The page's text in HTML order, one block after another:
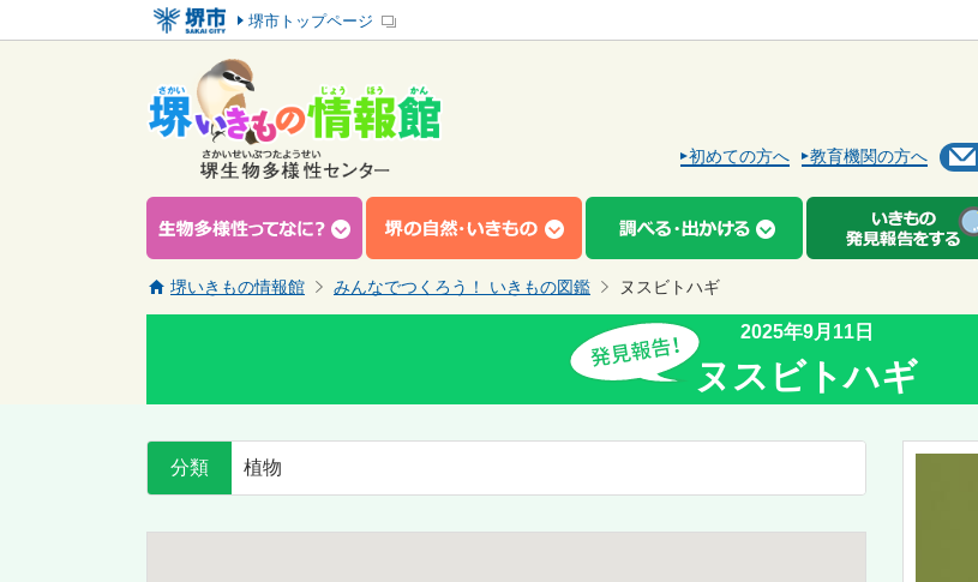
堺市トップページ
初めての方へ 教育機関の方へ
堺いきもの情報館 みんなでつくろう！ いきもの図鑑 ヌスビトハギ
2025年9月11日
ヌスビトハギ
分類 植物